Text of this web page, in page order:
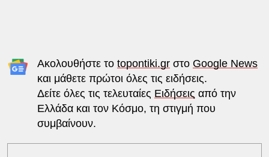
Ακολουθήστε το topontiki.grστο Google News
και μάθετε πρώτοι όλες τις ειδήσεις.
Δείτε όλες τις τελευταίες Ειδήσεις από την
Ελλάδα και τον Κόσμο, τη στιγμή που
συμβαίνουν.